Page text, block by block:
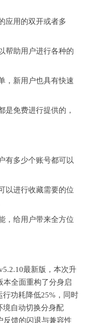
应用的双开或者多
帮助用户进行各种的
，新用户也具有快速
是免费进行提供的，
有多少个账号都可以
以进行收藏需要的位
，给用户带来全方位
最新版，本次升
本全面重构了分身启
功耗降低25%，同时
境自动切换分身配
反馈的闪退与兼容性